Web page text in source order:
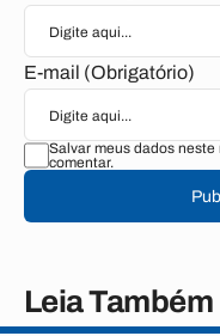
E-mail (Obrigatório)
Salvar meus dados
comentar.
Leia Também